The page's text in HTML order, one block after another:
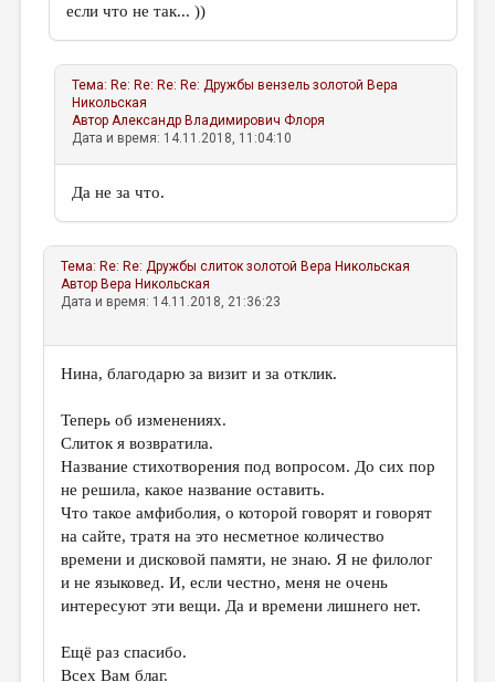
если что не так... ))
Тема:Re: Re: Re: Re: Дружбы вензель золотой Вера
Никольская
Автор Александр Владимирович Флоря
Дата и время: 14.11.2018, 11:04:10
Да не за что.
Тема:Re: Re: Дружбы слиток золотой Вера Никольская
АвторВера Никольская
Дата и время: 14.11.2018, 21:36:23
Нина, благодарю за визит и за отклик.
Теперь об изменениях.
Слиток я возвратила.
Название стихотворения под вопросом. До сих пор
не решила, какое название оставить.
Что такое амфиболия, о которой говорят и говорят
на сайте, тратя на это несметное количество
времени и дисковой памяти, не знаю. Я не филолог
и не языковед. И, если честно, меня не очень
интересуют эти вещи. Да и времени лишнего нет.
Ещё раз спасибо.
Всех Вам благ.